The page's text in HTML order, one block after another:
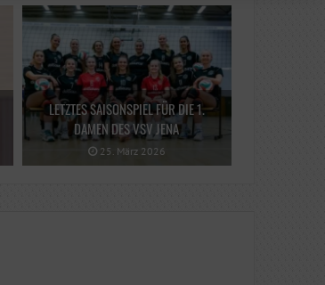
LETZTES SAISONSPIEL FÜR DIE 1.
DAMEN DES VSV JENA
25. März 2026